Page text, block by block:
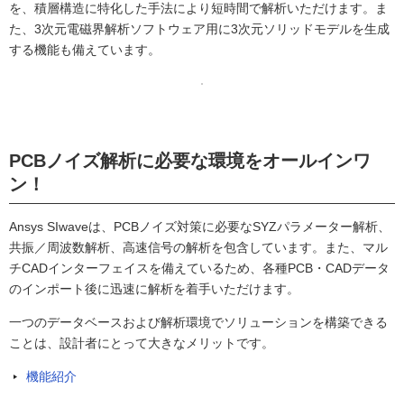
を、積層構造に特化した手法により短時間で解析いただけます。ま
た、3次元電磁界解析ソフトウェア用に3次元ソリッドモデルを生成
する機能も備えています。
PCBノイズ解析に必要な環境をオールインワ
ン！
Ansys SIwaveは、PCBノイズ対策に必要なSYZパラメーター解析、
共振／周波数解析、高速信号の解析を包含しています。また、マル
チCADインターフェイスを備えているため、各種PCB・CADデータ
のインポート後に迅速に解析を着手いただけます。
一つのデータベースおよび解析環境でソリューションを構築できる
ことは、設計者にとって大きなメリットです。
機能紹介